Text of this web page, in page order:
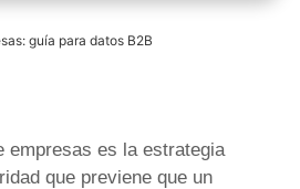
guía para datos B2B
empresas es la estrategia
que previene que un